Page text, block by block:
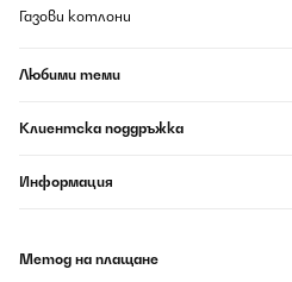
Газови котлони
Любими теми
Клиентска поддръжка
Информация
Метод на плащане